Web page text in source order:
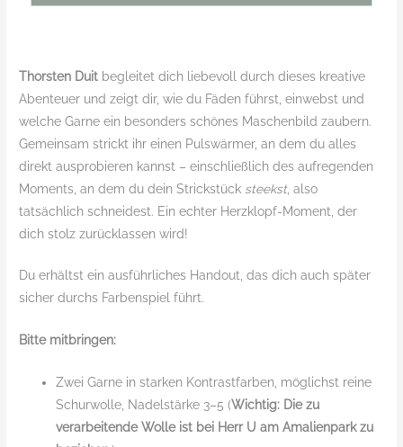
Thorsten Duit begleitet dich liebevoll durch dieses kreative
Abenteuer und zeigt dir, wie du Fäden führst, einwebst und
welche Garne ein besonders schönes Maschenbild zaubern.
Gemeinsam strickt ihr einen Pulswärmer, an dem du alles
direkt ausprobieren kannst – einschließlich des aufregenden
Moments, an dem du dein Strickstück steekst, also
tatsächlich schneidest. Ein echter Herzklopf-Moment, der
dich stolz zurücklassen wird!
Du erhältst ein ausführliches Handout, das dich auch später
sicher durchs Farbenspiel führt.
Bitte mitbringen:
Zwei Garne in starken Kontrastfarben, möglichst reine
Schurwolle, Nadelstärke 3–5 (Wichtig: Die zu
verarbeitende Wolle ist bei Herr U am Amalienpark zu